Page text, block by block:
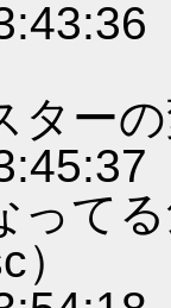
ーの
って